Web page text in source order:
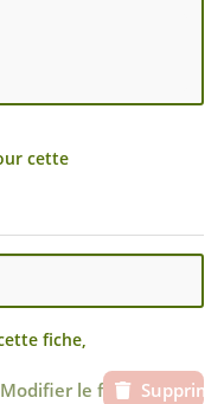
cette
fiche,
Modifier le fichier